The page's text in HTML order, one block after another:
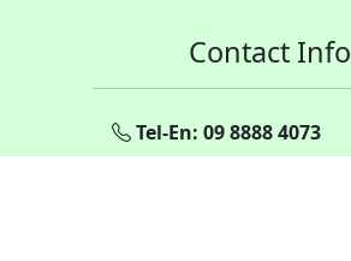
Contact Info
Tel-En: 09 8888 4073